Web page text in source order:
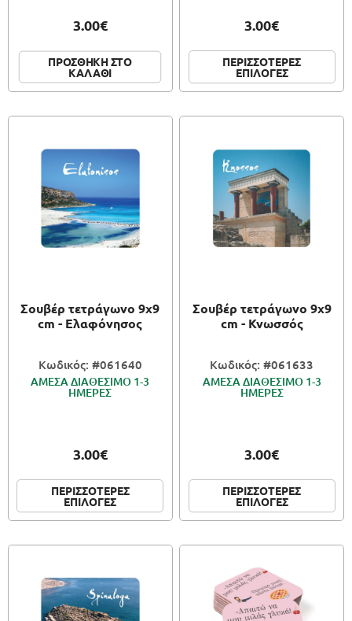
3.00€
ΠΡΟΣΘΗΚΗ ΣΤΟ
ΚΑΛΑΘΙ
3.00€
ΠΕΡΙΣΣΟΤΕΡΕΣ
ΕΠΙΛΟΓΕΣ
Σουβέρ τετράγωνο 9x9
cm - Ελαφόνησος
Κωδικός: #061640
ΑΜΕΣΑ ΔΙΑΘΕΣΙΜΟ 1-3
ΗΜΕΡΕΣ
3.00€
ΠΕΡΙΣΣΟΤΕΡΕΣ
ΕΠΙΛΟΓΕΣ
Σουβέρ τετράγωνο 9x9
cm - Κνωσσός
Κωδικός: #061633
ΑΜΕΣΑ ΔΙΑΘΕΣΙΜΟ 1-3
ΗΜΕΡΕΣ
3.00€
ΠΕΡΙΣΣΟΤΕΡΕΣ
ΕΠΙΛΟΓΕΣ